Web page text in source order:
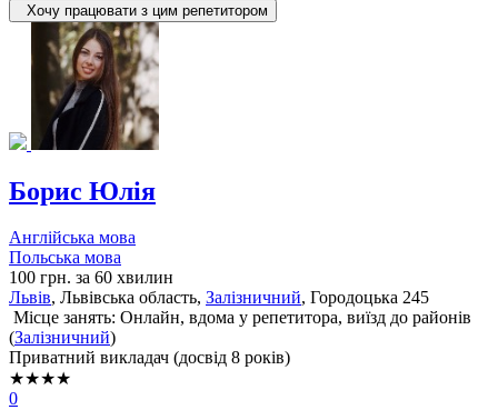
Хочу працювати з цим репетитором
Борис Юлія
Англійська мова
Польська мова
100 грн. за 60 хвилин
Львів, Львiвська область, Залізничний, Городоцька 245
Місце занять: Онлайн, вдома у репетитора, виїзд до районів
(Залізничний)
Приватний викладач (досвід 8 років)
★★★★
0